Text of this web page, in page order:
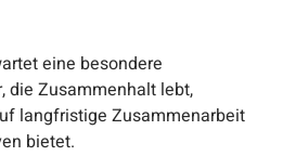
eine besondere
die Zusammenhalt lebt,
langfristige Zusammenarbeit
bietet.